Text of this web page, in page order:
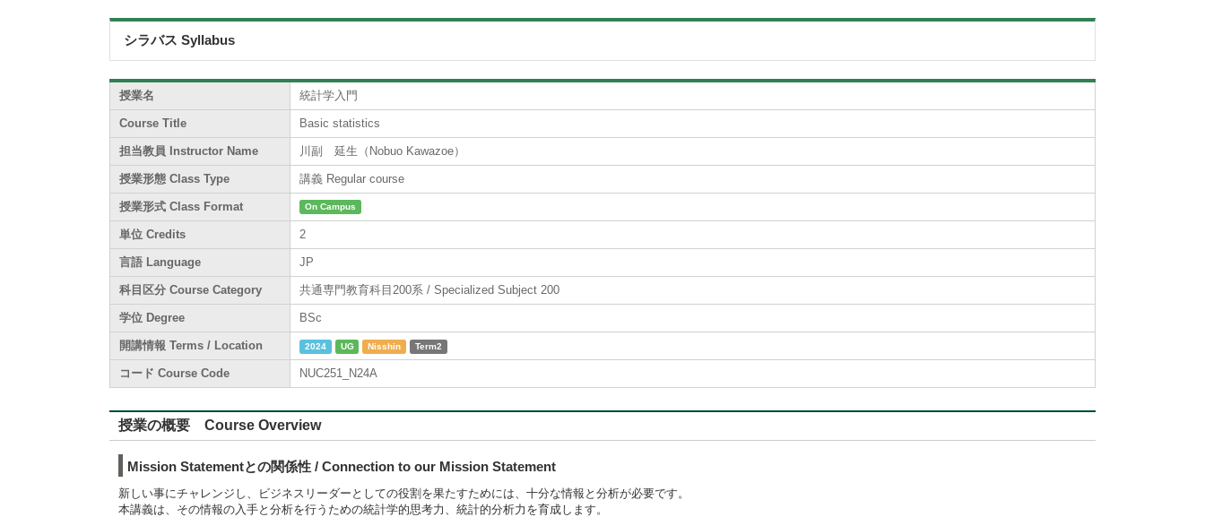
シラバス Syllabus
授業名 統計学入門
Course Title Basic statistics
担当教員 Instructor Name 川副 延生（Nobuo Kawazoe）
授業形態 Class Type 講義 Regular course
授業形式 Class Format On Campus
単位 Credits 2
言語 Language JP
科目区分 Course Category 共通専門教育科目200系 / Specialized Subject 200
学位 Degree BSc
開講情報 Terms / Location 2024 UG Nisshin Term2
コード Course Code NUC251_N24A
授業の概要 Course Overview
Mission Statementとの関係性 / Connection to our Mission Statement
新しい事にチャレンジし、ビジネスリーダーとしての役割を果たすためには、十分な情報と分析が必要です。
本講義は、その情報の入手と分析を行うための統計学的思考力、統計的分析力を育成します。